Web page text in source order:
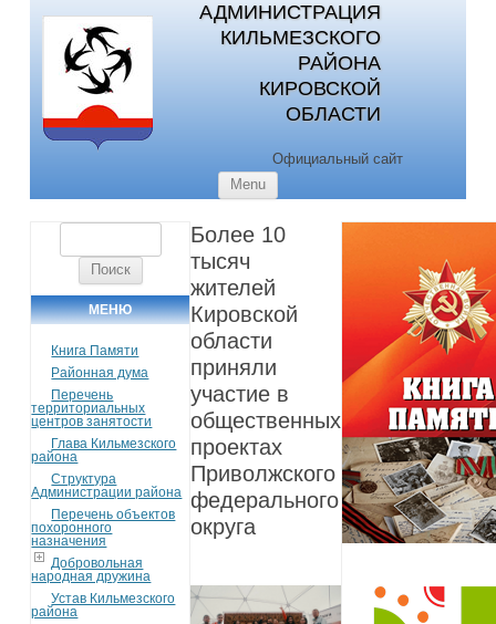
АДМИНИСТРАЦИЯ
КИЛЬМЕЗСКОГО
РАЙОНА
КИРОВСКОЙ
ОБЛАСТИ
Официальный сайт
Menu
МЕНЮ
Книга Памяти
Районная дума
Перечень
территориальных
центров занятости
Глава Кильмезского
района
Структура
Администрации района
Перечень объектов
похоронного
назначения
Добровольная
народная дружина
Устав Кильмезского
района
Более 10
тысяч
жителей
Кировской
области
приняли
участие в
общественных
проектах
Приволжского
федерального
округа